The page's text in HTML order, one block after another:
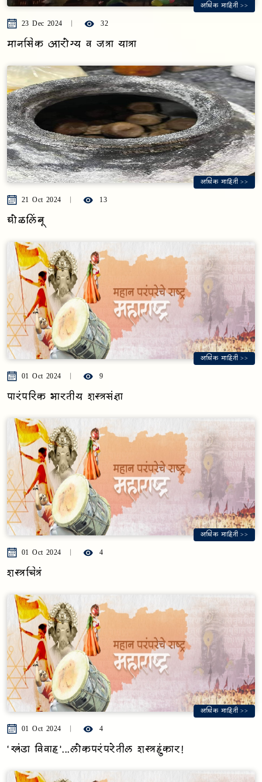
अधिक माहिती >>
23 Dec 2024 32
मानसिक आरोग्य व जत्रा यात्रा
अधिक माहिती >>
21 Oct 2024 13
घोळलिंबू
अधिक माहिती >>
01 Oct 2024 9
पारंपरिक भारतीय शस्त्रसंज्ञा
अधिक माहिती >>
01 Oct 2024 4
शस्त्रचित्रं
अधिक माहिती >>
01 Oct 2024 4
‘खंडा विवाह’...लोकपरंपरेतील शस्त्रहुंकार!